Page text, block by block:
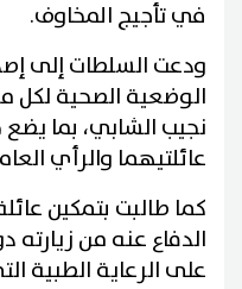
في تأجيج المخاوف.
ودعت السلطات إلى
الوضعية الصحية
نجيب الشابي، بما
عائلتيهما والرأي
كما طالبت بتمكين
الدفاع عنه من
على الرعاية الطبية